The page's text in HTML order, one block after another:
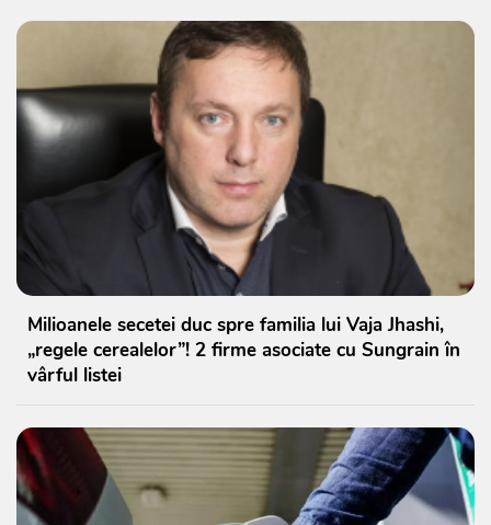
Milioanele secetei duc spre familia lui Vaja Jhashi,
„regele cerealelor”! 2 firme asociate cu Sungrain în
vârful listei